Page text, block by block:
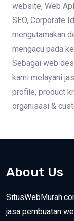
website, Web
SEO, Corporate
mengutamakan
mengacu pada
Sebagai web
kami melayani
profile, product
organisasi &
About Us
jasa pembuatan